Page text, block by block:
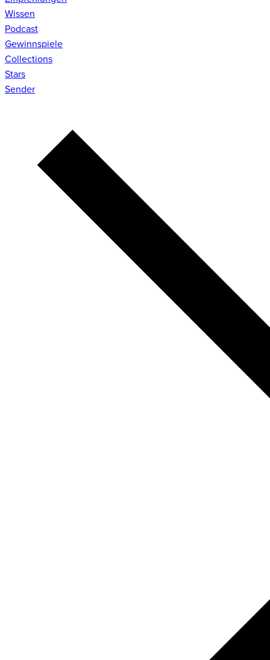
Wissen
Podcast
Gewinnspiele
Collections
Stars
Sender